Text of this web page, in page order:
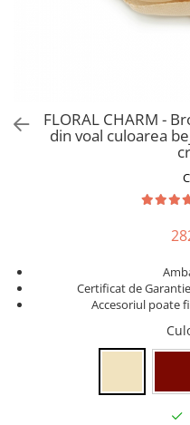
FLORAL CHARM -
din voal culoarea
Certificat de
Accesoriul poate